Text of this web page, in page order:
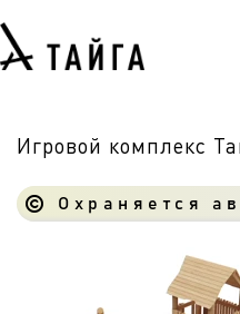
Игровой комплекс
Охраняется